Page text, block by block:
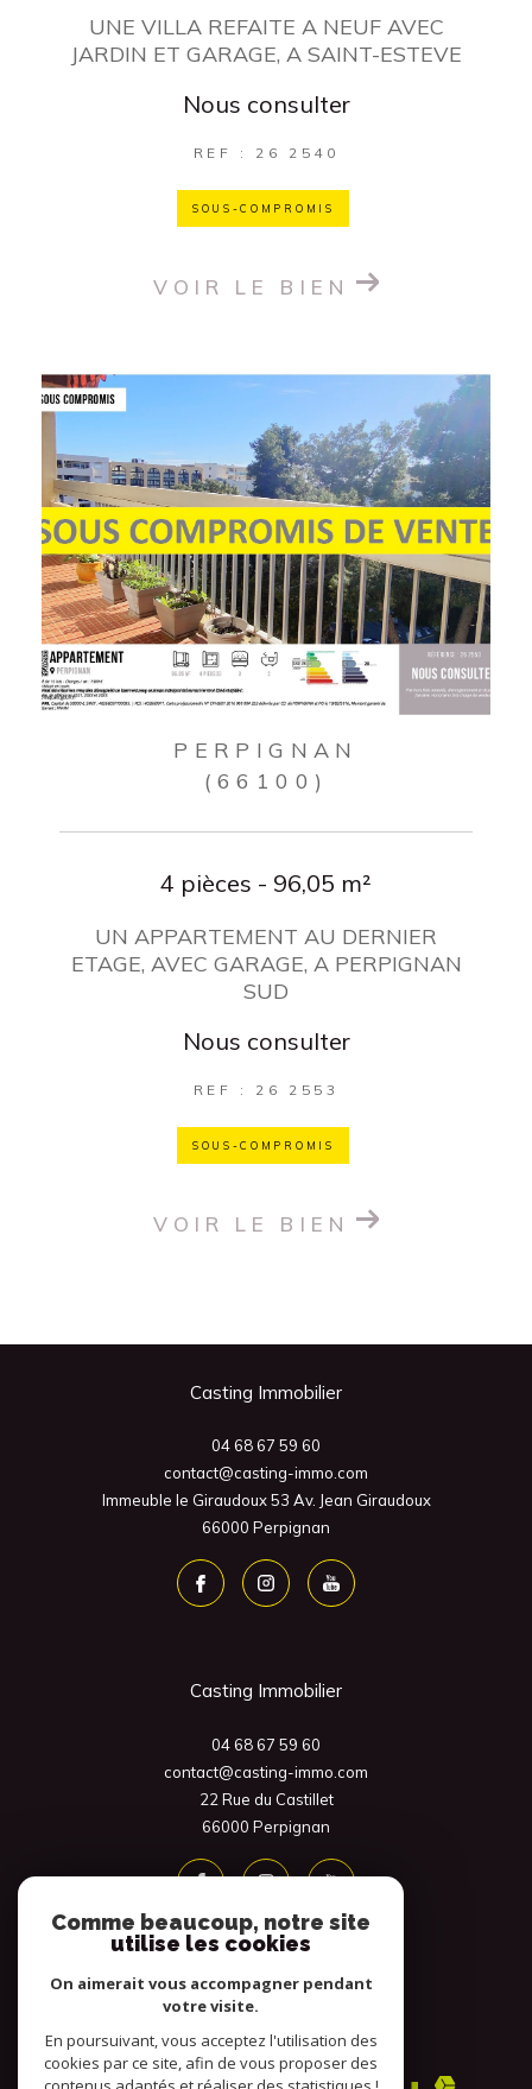
UNE VILLA REFAITE A NEUF AVEC
JARDIN ET GARAGE, A SAINT-ESTEVE
Nous consulter
REF : 26 2540
SOUS-COMPROMIS
VOIR LE BIEN
PERPIGNAN
(66100)
4 pièces - 96,05 m²
UN APPARTEMENT AU DERNIER
ETAGE, AVEC GARAGE, A PERPIGNAN
SUD
Nous consulter
REF : 26 2553
SOUS-COMPROMIS
VOIR LE BIEN
Casting Immobilier
04 68 67 59 60
contact@casting-immo.com
Immeuble le Giraudoux 53 Av. Jean Giraudoux
66000
Perpignan
Casting Immobilier
04 68 67 59 60
contact@casting-immo.com
22 Rue du Castillet
66000
Perpignan
Adhérents
Comme beaucoup, notre site
utilise les cookies
On aimerait vous accompagner pendant
votre visite.
En poursuivant, vous acceptez l'utilisation des
cookies par ce site, afin de vous proposer des